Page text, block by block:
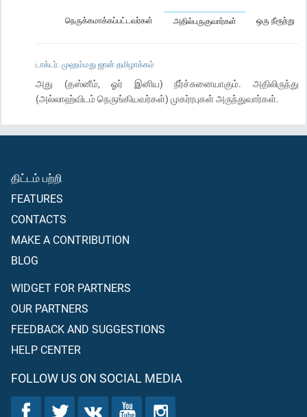
ஒரு நீரூற்று
அதில்பருகுவார்கள்
நெருக்கமாக்கப்பட்டவர்கள்
டாக்டர். முஹம்மது ஜான் தமிழாக்கம்
அது (தஸ்னீம், ஓர் இனிய) நீர்ச்சுனையாகும். அதிலிருந்து
(அல்லாஹ்விடம் நெருங்கியவர்கள்) முகர்ரபுகள் அருந்துவார்கள்.
திட்டம் பற்றி
FEATURES
CONTACTS
MAKE A CONTRIBUTION
BLOG
WIDGET FOR PARTNERS
OUR PARTNERS
FEEDBACK AND SUGGESTIONS
HELP CENTER
FOLLOW US ON SOCIAL MEDIA